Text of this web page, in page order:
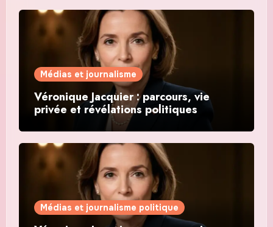
Médias et journalisme
Véronique Jacquier : parcours, vie
privée et révélations politiques
Médias et journalisme politique